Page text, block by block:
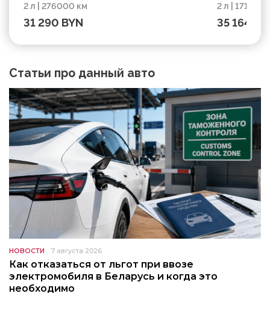
Рестайлинг, 2008, пробег 276000 км
2 л | 276000 км
31 290 BYN
2 л | 171563
35 164
Статьи про данный авто
НОВОСТИ 7 августа 2026
Как отказаться от льгот при ввозе
электромобиля в Беларусь и когда это
необходимо